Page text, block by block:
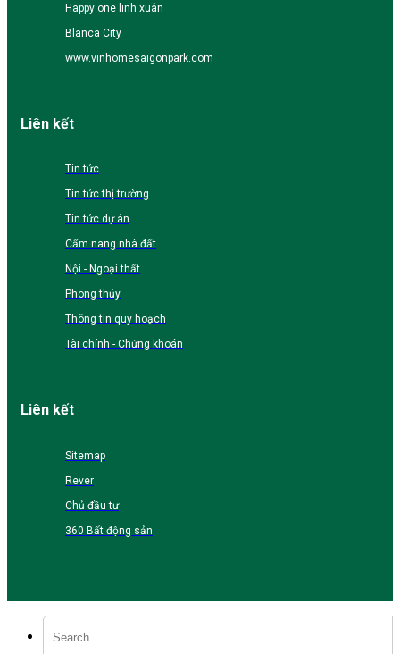
Happy one linh xuân
Blanca City
www.vinhomesaigonpark.com
Liên kết
Tin tức
Tin tức thị trường
Tin tức dự án
Cẩm nang nhà đất
Nội - Ngoại thất
Phong thủy
Thông tin quy hoạch
Tài chính - Chứng khoán
Liên kết
Sitemap
Rever
Chủ đầu tư
360 Bất động sản